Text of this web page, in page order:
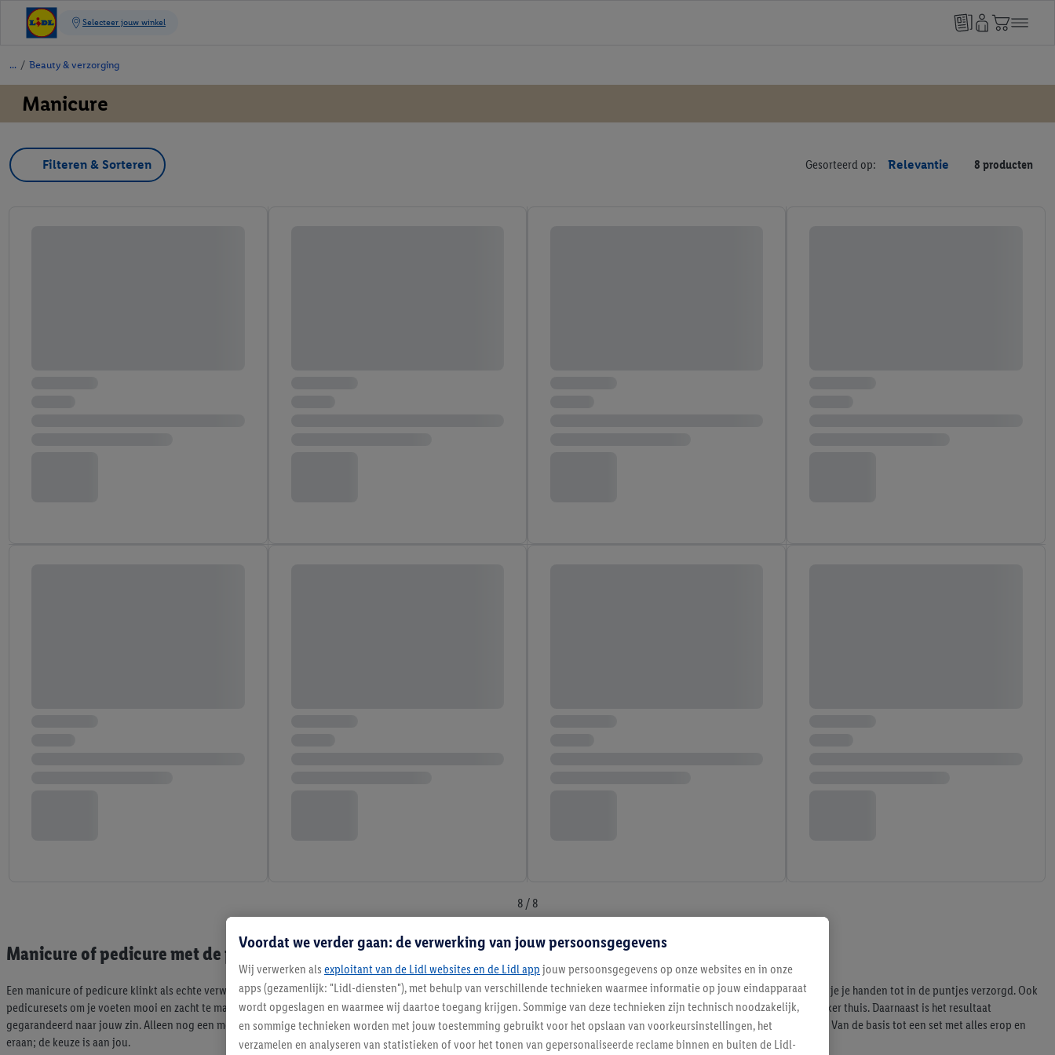
/ Beauty & verzorging
Manicure
Filteren & Sorteren Gesorteerd op: Relevantie 8 producten
8 / 8
Manicure of pedicure met de producten en accessoires van Lidl
Een manicure of pedicure klinkt als echte verwennerij, wat je niet zomaar doet. Maar niets is minder waar. In de webshop van Lidl vind je verschillende manicuresets, waarmee je je handen tot in de puntjes verzorgd. Ook
pedicuresets om je voeten mooi en zacht te maken vind je bij Lidl. Dit is niet alleen voordelig, maar ook gemakkelijk. Je hoeft geen afspraak meer in te plannen, maar blijft lekker thuis. Daarnaast is het resultaat
gegarandeerd naar jouw zin. Alleen nog een mooie nagellak als finishing touch en je kunt weer even vooruit. Denk je dat dit iets voor jou is? Bekijk de mogelijkheden van Lidl. Van de basis tot een set met alles erop en
eraan; de keuze is aan jou.
Voordat we verder gaan: de verwerking van jouw persoonsgegevens
Wij verwerken als exploitant van de Lidl websites en de Lidl app jouw persoonsgegevens op onze websites en in onze
apps (gezamenlijk: "Lidl-diensten"), met behulp van verschillende technieken waarmee informatie op jouw eindapparaat
wordt opgeslagen en waarmee wij daartoe toegang krijgen. Sommige van deze technieken zijn technisch noodzakelijk,
en sommige technieken worden met jouw toestemming gebruikt voor het opslaan van voorkeursinstellingen, het
verzamelen en analyseren van statistieken of voor het tonen van gepersonaliseerde reclame binnen en buiten de Lidl-